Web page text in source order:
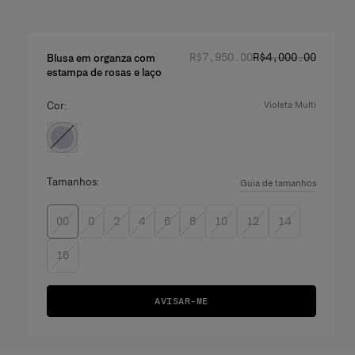
Blusa em organza com
estampa de rosas e laço
Preço normal:
R$‌7,950.00Preço
R$‌4,000.00
Cor: violeta multi
Tamanhos: Guia de tamanhos
00 0 2 4 6 8 10 12 14
16
AVISAR-ME